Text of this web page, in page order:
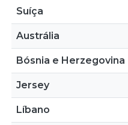
Suíça
Austrália
Bósnia e Herzegovina
Jersey
Líbano